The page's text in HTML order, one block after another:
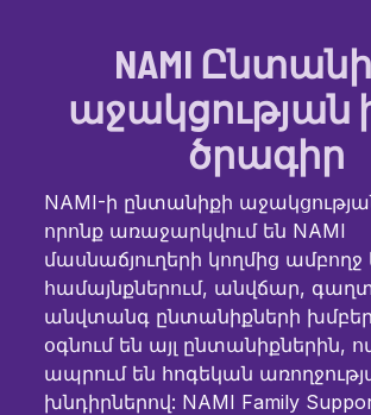
NAMI
աջակցության
ծրագիր
NAMI-ի ընտանիքի
որոնք առաջարկվում են NAMI
մասնաճյուղերի կողմից ամբողջ
համայնքներում, անվճար,
անվտանգ ընտանիքների խմբեր
օգնում են այլ ընտանիքներին,
ապրում են հոգեկան
խնդիրներով: NAMI Family